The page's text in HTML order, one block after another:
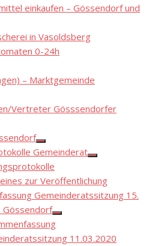
einkaufen – Gössendorf und
in Vasoldsberg
0-24h
– Marktgemeinde
Vertreter Gösssendorfer
Show
sub
menu
Gemeinderat
Show
menu
zur Veröffentlichung
Gemeinderatssitzung 15.
Gössendorf
Show
menu11.03.2020